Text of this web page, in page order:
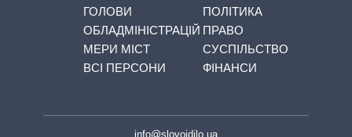
ГОЛОВИ
ОБЛАДМІНІСТРАЦІЙ
МЕРИ МІСТ
ВСІ ПЕРСОНИ
ПОЛІТИКА
ПРАВО
СУСПІЛЬСТВО
ФІНАНСИ
info@slovoidilo.ua